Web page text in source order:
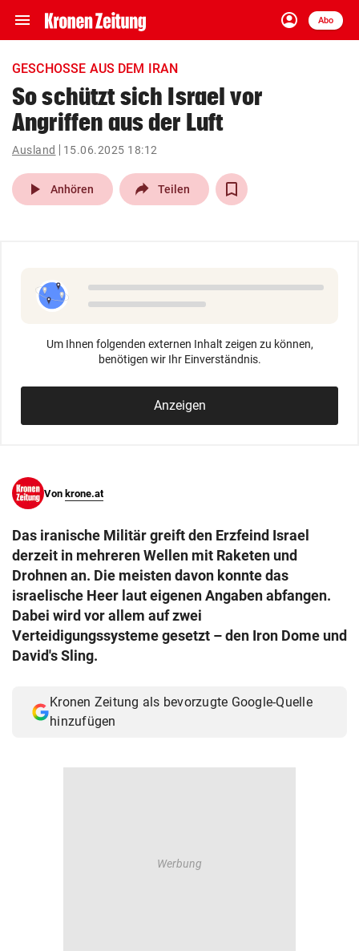
menu Navigation
ein-/ausklappen
account_circle
Anmelden
Abo
close Schließen
account_circle Anmelden
pin_drop
Wien arrow_right
search
eingeben
GESCHOSSE AUS DEM IRAN
So schützt sich Israel vor
Angriffen aus der Luft
Ausland 15.06.2025 18:12
play_arrow Anhören Teilen
Um Ihnen folgenden externen Inhalt zeigen zu können,
benötigen wir Ihr Einverständnis.
Anzeigen
Von krone.at
Das iranische Militär greift den Erzfeind Israel
derzeit in mehreren Wellen mit Raketen und
Drohnen an. Die meisten davon konnte das
israelische Heer laut eigenen Angaben abfangen.
Dabei wird vor allem auf zwei
Verteidigungssysteme gesetzt – den Iron Dome und
David's Sling.
Kronen Zeitung als bevorzugte Google-Quelle
hinzufügen